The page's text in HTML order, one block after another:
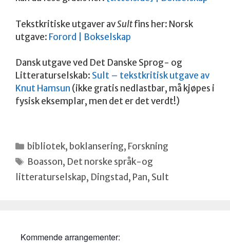
Tekstkritiske utgaver avSultfins her: Norsk
utgave: Forord | Bokselskap
Dansk utgave ved Det Danske Sprog- og
Litteraturselskab: Sult – tekstkritisk utgave av
Knut Hamsun (ikke gratis nedlastbar, må kjøpes i
fysisk eksemplar, men det er det verdt!)
Kategorier
bibliotek, boklansering, Forskning
Stikkord
Boasson, Det norske språk-og
litteraturselskap, Dingstad, Pan, Sult
Kommende arrangementer: